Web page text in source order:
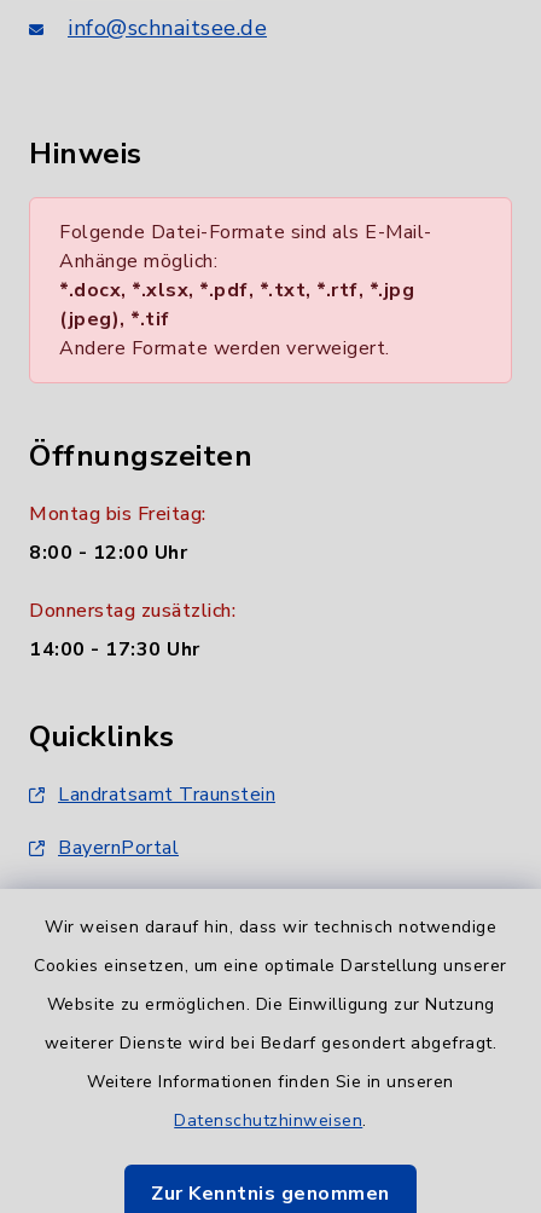
Wir weisen darauf hin, dass wir technisch notwendige
Cookies einsetzen, um eine optimale Darstellung unserer
Website zu ermöglichen. Die Einwilligung zur Nutzung
weiterer Dienste wird bei Bedarf gesondert abgefragt.
Weitere Informationen finden Sie in unseren
Datenschutzhinweisen.
Zur Kenntnis genommen
info@schnaitsee.de
Hinweis
Folgende Datei-Formate sind als E-Mail-
Anhänge möglich:
*.docx, *.xlsx, *.pdf, *.txt, *.rtf, *.jpg
(jpeg), *.tif
Andere Formate werden verweigert.
Öffnungszeiten
Montag bis Freitag:
8:00 - 12:00 Uhr
Donnerstag zusätzlich:
14:00 - 17:30 Uhr
Quicklinks
Landratsamt Traunstein
BayernPortal
Barrierefreiheit